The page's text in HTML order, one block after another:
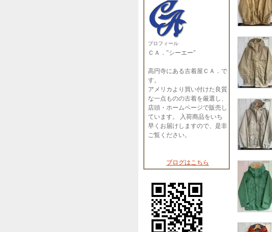
プロフィール
ＣＡ．"シーエー"
高円寺にある古着屋ＣＡ．で
す。
アメリカより買い付けた良質
な一点ものの古着を厳選し、
店頭・ホームページで販売し
ています。 入荷商品をいち
早くお届けしますので、是非
ご覧ください。
ブログはこちら